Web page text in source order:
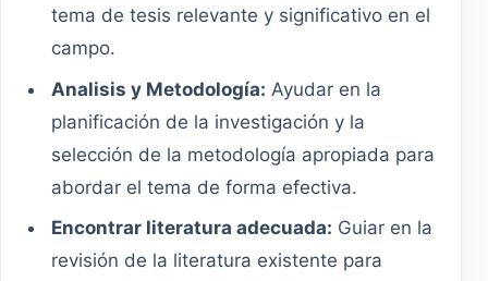
tema de tesis relevante y significativo en el
campo.
Analisis y Metodología: Ayudar en la
planificación de la investigación y la
selección de la metodología apropiada para
abordar el tema de forma efectiva.
Encontrar literatura adecuada: Guiar en la
revisión de la literatura existente para